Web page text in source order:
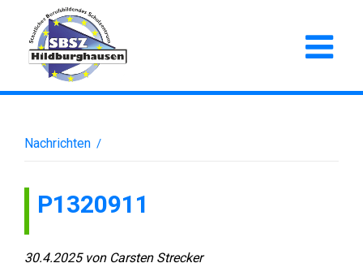
Nachrichten /
P1320911
30.4.2025 von Carsten Strecker